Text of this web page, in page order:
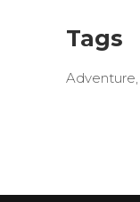
Tags
Adventure